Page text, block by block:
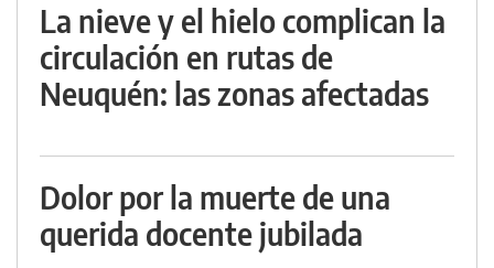
La nieve y el hielo complican la
circulación en rutas de
Neuquén: las zonas afectadas
Dolor por la muerte de una
querida docente jubilada